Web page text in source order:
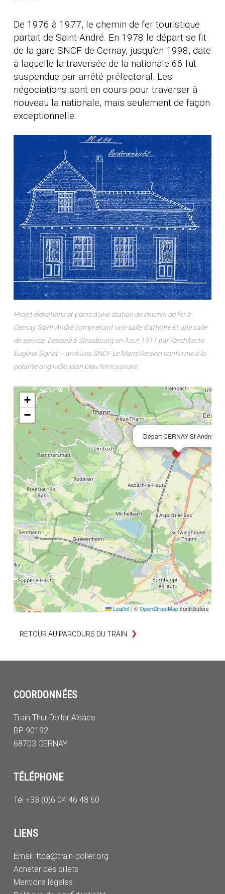
De 1976 à 1977, le chemin de fer touristique
partait de Saint-André. En 1978 le départ se fit
de la gare SNCF de Cernay, jusqu’en 1998, date
à laquelle la traversée de la nationale 66 fut
suspendue par arrêté préfectoral. Les
négociations sont en cours pour traverser à
nouveau la nationale, mais seulement de façon
exceptionnelle.
Projet élévations et plans d’une station de chemin de fer à
Cernay Saint André comprenant une salle d’attente et une salle
de service. Dessiné à Strasbourg en Aout 1911 par l’architecte
Eugène Sigrist – archives SNCF Le MansVersion conforme à la
polarité originelle, plan bleu ferricyanure.
Départ CERNAY St André
+
−
Leaflet | ©OpenStreetMapcontributors
RETOUR AU PARCOURS DU TRAIN
COORDONNÉES
Train Thur Doller Alsace
BP 90192
68703 CERNAY
TÉLÉPHONE
Tél +33 (0)6 04 46 48 60
LIENS
Email: ttda@train-doller.org
Acheter des billets
Mentions légales